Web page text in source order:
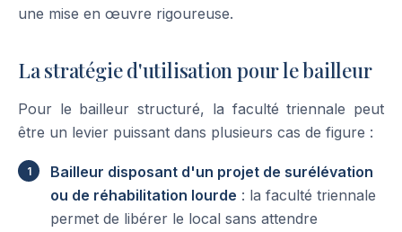
une mise en œuvre rigoureuse.
La stratégie d'utilisation pour le bailleur
Pour le bailleur structuré, la faculté triennale peut
être un levier puissant dans plusieurs cas de figure :
Bailleur disposant d'un projet de surélévation
ou de réhabilitation lourde : la faculté triennale
permet de libérer le local sans attendre